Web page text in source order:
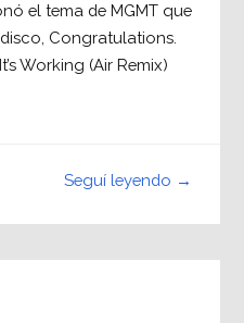
el tema de MGMT que
Congratulations.
Working (Air Remix)
Seguí leyendo →